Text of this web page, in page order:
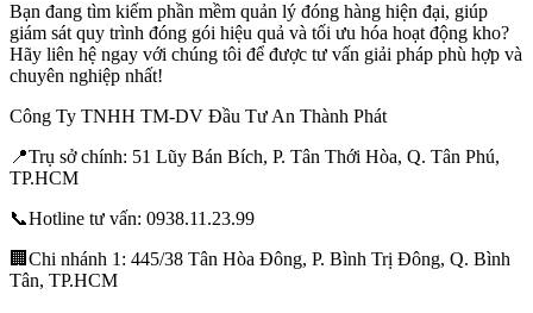
Bạn đang tìm kiếm phần mềm quản lý đóng hàng hiện đại, giúp
giám sát quy trình đóng gói hiệu quả và tối ưu hóa hoạt động kho?
Hãy liên hệ ngay với chúng tôi để được tư vấn giải pháp phù hợp và
chuyên nghiệp nhất!
Công Ty TNHH TM-DV Đầu Tư An Thành Phát
📍Trụ sở chính: 51 Lũy Bán Bích, P. Tân Thới Hòa, Q. Tân Phú,
TP.HCM
📞Hotline tư vấn: 0938.11.23.99
🏢 Chi nhánh 1: 445/38 Tân Hòa Đông, P. Bình Trị Đông, Q. Bình
Tân, TP.HCM